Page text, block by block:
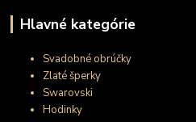
Hlavné kategórie
Svadobné obrúčky
Zlaté šperky
Swarovski
Hodinky